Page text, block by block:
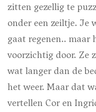
zitten gezellig te
onder een zeiltje. Je
gaat regenen.. maar
voorzichtig door. Ze
wat langer dan de
het weer. Maar dat
vertellen Cor en